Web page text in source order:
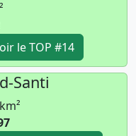
le TOP #14
Santi